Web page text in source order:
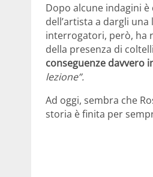
Dopo alcune indagini è
dell’artista a dargli
interrogatori, però, ha
della presenza di
conseguenze davvero
lezione”.
Ad oggi, sembra che
storia è finita per